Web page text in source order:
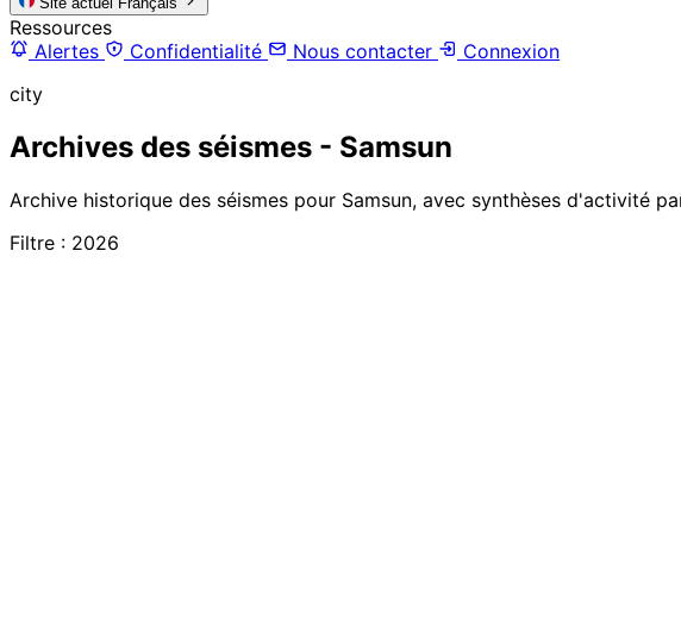
Ressources
Alertes
Confidentialité Nous contacter
Connexion
city
Archives des séismes - Samsun
Archive historique des séismes pour Samsun, avec synthèses d'activité
Filtre : 2026